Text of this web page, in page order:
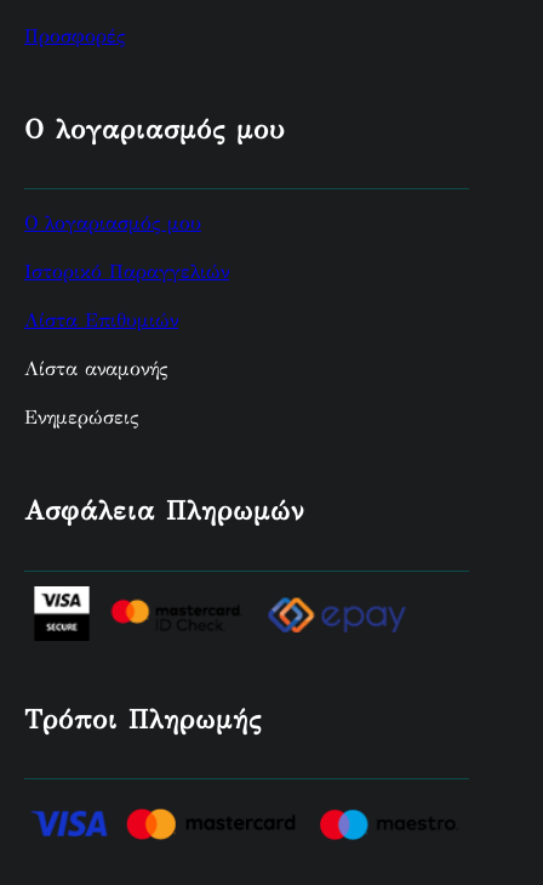
Προσφορές
Ο λογαριασμός μου
Ο λογαριασμός μου
Ιστορικό Παραγγελιών
Λίστα Επιθυμιών
Λίστα αναμονής
Ενημερώσεις
Ασφάλεια Πληρωμών
Τρόποι Πληρωμής